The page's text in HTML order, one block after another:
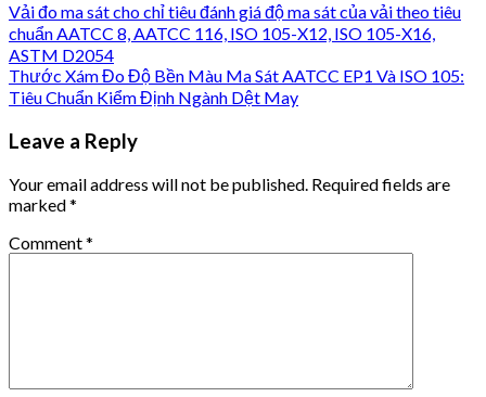
Vải đo ma sát cho chỉ tiêu đánh giá độ ma sát của vải theo tiêu
chuẩn AATCC 8, AATCC 116, ISO 105-X12, ISO 105-X16,
ASTM D2054
Thước Xám Đo Độ Bền Màu Ma Sát AATCC EP1 Và ISO 105:
Tiêu Chuẩn Kiểm Định Ngành Dệt May
Leave a Reply
Your email address will not be published. Required fields are
marked*
Comment*